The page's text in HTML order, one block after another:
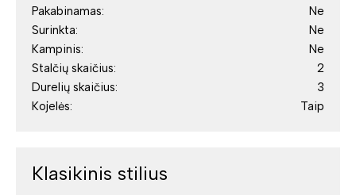
Pakabinamas:
Ne
Surinkta:
Ne
Kampinis:
Ne
Stalčių skaičius:
2
Durelių skaičius:
3
Kojelės:
Taip
Klasikinis stilius